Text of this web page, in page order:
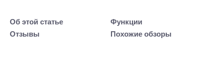
Об этой статье
Функции
Отзывы
Похожие обзоры